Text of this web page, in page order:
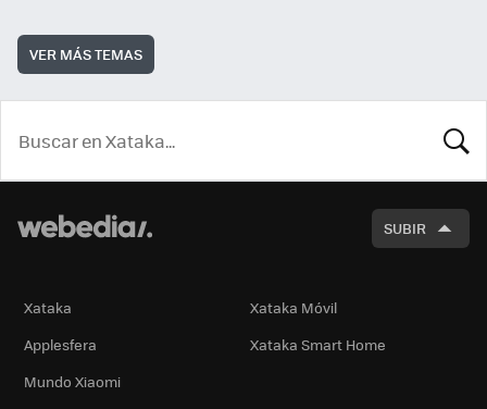
VER MÁS TEMAS
SUBIR
Xataka
Xataka Móvil
Applesfera
Xataka Smart Home
Mundo Xiaomi